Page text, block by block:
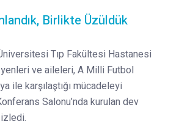
Birlikte Üzüldük
Tıp Fakültesi Hastanesi
ve aileleri, A Milli Futbol
ile karşılaştığı mücadeleyi
Salonu’nda kurulan dev